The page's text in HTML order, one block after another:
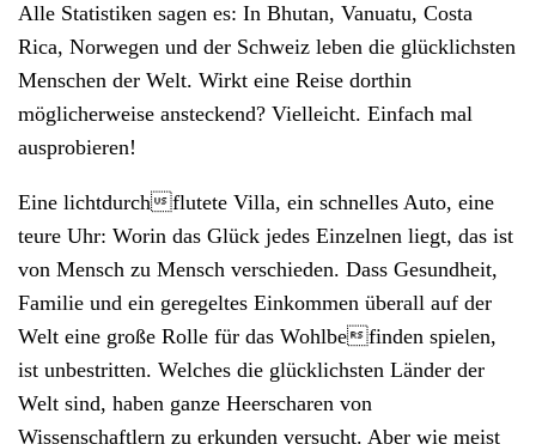
München
+49 (0)89 90 77 88 99
Zürich +41 (0)44 2 2 71 27 1
Mo. - Fr. 08:00 - 19:00 Uhr,
Alle Statistiken sagen es: In Bhutan, Vanuatu, Costa
Rica, Norwegen und der Schweiz leben die glücklichsten
Menschen der Welt. Wirkt eine Reise dorthin
möglicherweise ansteckend? Vielleicht. Einfach mal
ausprobieren!
Eine lichtdurchflutete Villa, ein schnelles Auto, eine
teure Uhr: Worin das Glück jedes Einzelnen liegt, das ist
von Mensch zu Mensch verschieden. Dass Gesundheit,
Familie und ein geregeltes Einkommen überall auf der
Welt eine große Rolle für das Wohlbefinden spielen,
ist unbestritten. Welches die glücklichsten Länder der
Welt sind, haben ganze Heerscharen von
Wissenschaftlern zu erkunden versucht. Aber wie meist